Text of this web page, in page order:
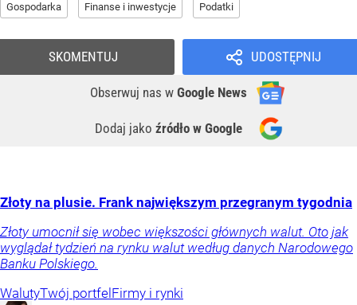
Gospodarka Finanse i inwestycje Podatki
UDOSTĘPNIJ
Obserwuj nas w Google News
Dodaj jako źródło w Google
SKOMENTUJ
Złoty na plusie. Frank największym przegranym tygodnia
Złoty umocnił się wobec większości głównych walut. Oto jak
wyglądał tydzień na rynku walut według danych Narodowego
Banku Polskiego.
WalutyTwój portfelFirmy i rynki